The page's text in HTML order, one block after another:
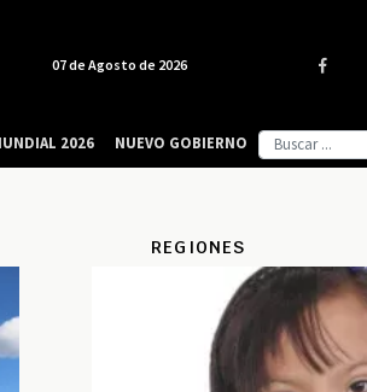
REGIONES
07 de Agosto de 2026
2026 NUEVO GOBIERNO